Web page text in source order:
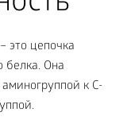
это цепочка
белка. Она
к C-